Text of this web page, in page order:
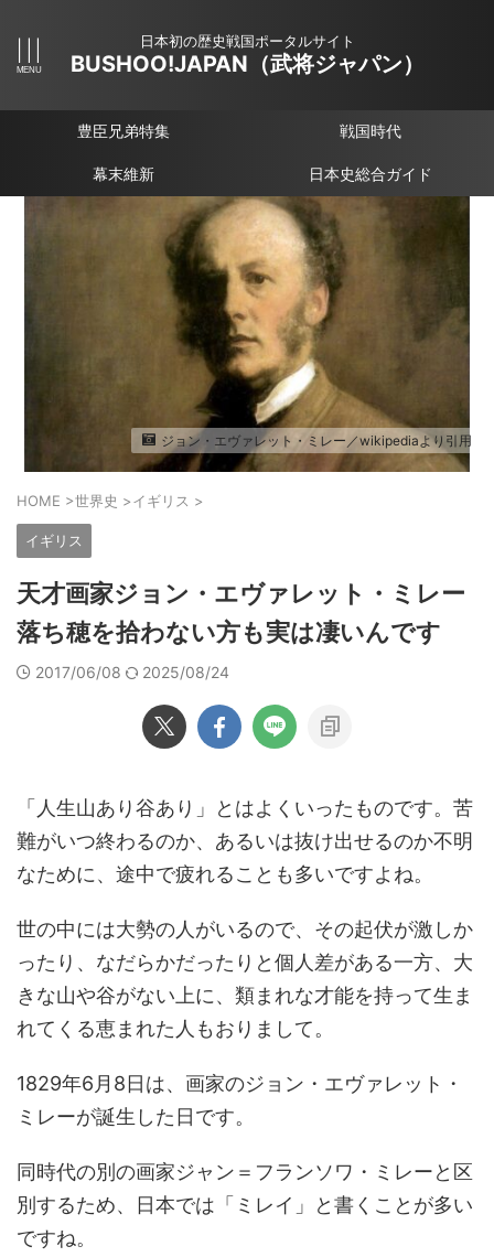
日本初の歴史戦国ポータルサイト
BUSHOO!JAPAN（武将ジャパン）
豊臣兄弟特集 戦国時代
幕末維新 日本史総合ガイド
ジョン・エヴァレット・ミレー／wikipediaより引用
HOME >世界史 >イギリス >
イギリス
天才画家ジョン・エヴァレット・ミレー
落ち穂を拾わない方も実は凄いんです
2017/06/08 2025/08/24
「人生山あり谷あり」とはよくいったものです。苦
難がいつ終わるのか、あるいは抜け出せるのか不明
なために、途中で疲れることも多いですよね。
世の中には大勢の人がいるので、その起伏が激しか
ったり、なだらかだったりと個人差がある一方、大
きな山や谷がない上に、類まれな才能を持って生ま
れてくる恵まれた人もおりまして。
1829年6月8日は、画家のジョン・エヴァレット・
ミレーが誕生した日です。
同時代の別の画家ジャン＝フランソワ・ミレーと区
別するため、日本では「ミレイ」と書くことが多い
ですね。